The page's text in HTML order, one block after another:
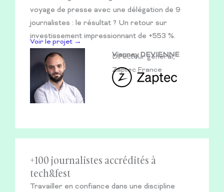
voyage de presse avec une délégation de 9
journalistes : le résultat ? Un retour sur
investissement impressionnant de +553 %.
Voir le projet →
Vianney DEVIENNE
Directeur général,
Zaptec France
+100 journalistes accrédités à
tech&fest
Travailler en confiance dans une discipline